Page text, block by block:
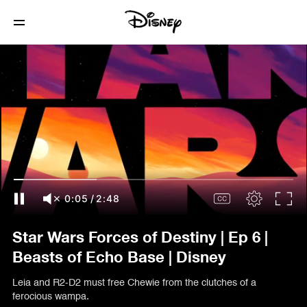
0:07 /2:48
Star Wars Forces of Destiny | Ep 6 |
Beasts of Echo Base | Disney
Leia and R2-D2 must free Chewie from the clutches of a
ferocious wampa.